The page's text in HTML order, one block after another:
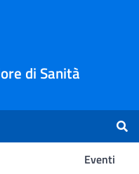
di Sanità
Eventi